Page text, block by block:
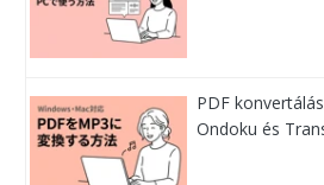
PDF
Ondoku és